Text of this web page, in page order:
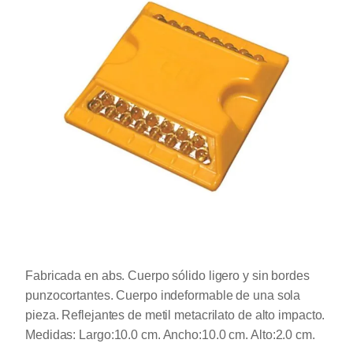
Fabricada en abs. Cuerpo sólido ligero y sin bordes
punzocortantes. Cuerpo indeformable de una sola
pieza. Reflejantes de metil metacrilato de alto impacto.
Medidas: Largo:10.0 cm. Ancho:10.0 cm. Alto:2.0 cm.